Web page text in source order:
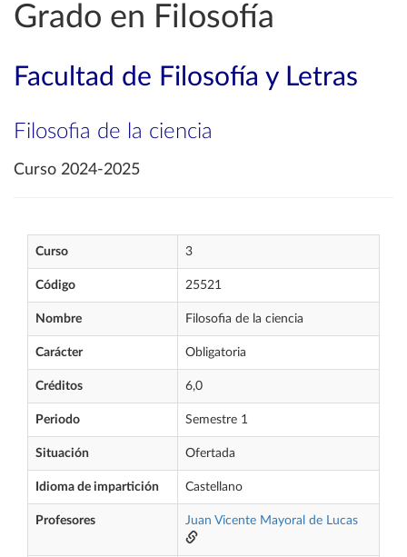
Grado en Filosofía
Facultad de Filosofía y Letras
Filosofia de la ciencia
Curso 2024-2025
Curso 3
Código 25521
Nombre Filosofia de la ciencia
Carácter Obligatoria
Créditos 6,0
Periodo Semestre 1
Situación Ofertada
Idioma de impartición Castellano
Profesores Juan Vicente Mayoral de Lucas